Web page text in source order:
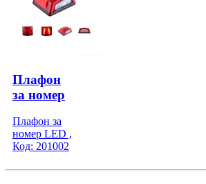
Плафон
за номер
Плафон за
номер LED ,
Код: 201002